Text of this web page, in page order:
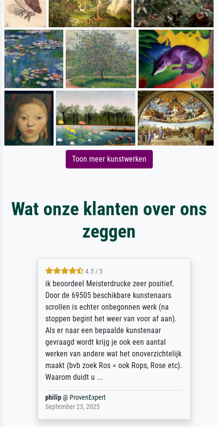
Toon meer kunstwerken
Wat onze klanten over ons
zeggen
4.5 / 5
ik beoordeel Meisterdrucke zeer positief.
Door de 69505 beschikbare kunstenaars
scrollen is echter onbegonnen werk (na
stoppen begint het weer van voor af aan).
Als er naar een bepaalde kunstenaar
gevraagd wordt krijg je ook een aantal
werken van andere wat het onoverzichtelijk
maakt (bvb zoek Ros = ook Rops, Rose etc).
Waarom duidt u ...
philip@ProvenExpert
September 23, 2025